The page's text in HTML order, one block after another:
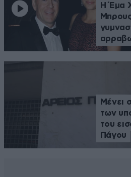
Η Έμα
Μένει
των
του
Πάγου